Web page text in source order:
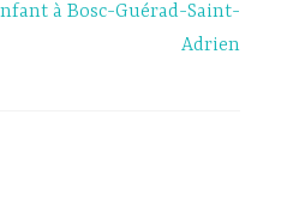
à Bosc-Guérad-Saint-
Adrien